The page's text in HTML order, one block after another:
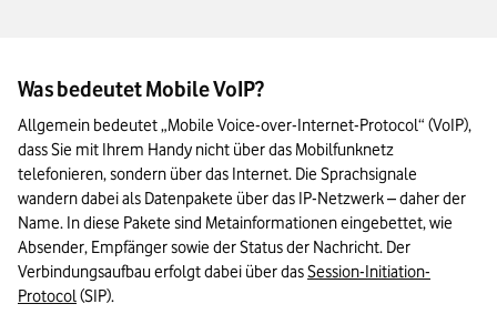
Was bedeutet Mobile VoIP?
Allgemein bedeutet „Mobile Voice-over-Internet-Protocol“ (VoIP),
dass Sie mit Ihrem Handy nicht über das Mobilfunknetz
telefonieren, sondern über das Internet. Die Sprachsignale
wandern dabei als Datenpakete über das IP-Netzwerk – daher der
Name. In diese Pakete sind Metainformationen eingebettet, wie
Absender, Empfänger sowie der Status der Nachricht. Der
Verbindungsaufbau erfolgt dabei über das Session-Initiation-
Protocol (SIP).